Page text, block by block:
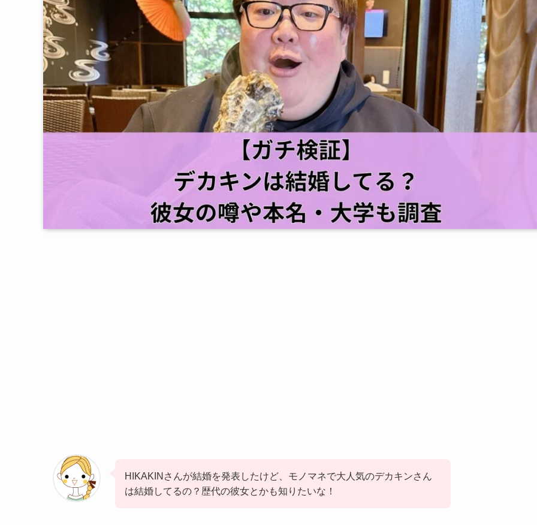
HIKAKINさんが結婚を発表したけど、モノマネで大人気のデカキンさん
は結婚してるの？歴代の彼女とかも知りたいな！